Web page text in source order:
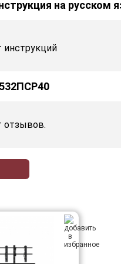
на русском
инструкций
отзывов.